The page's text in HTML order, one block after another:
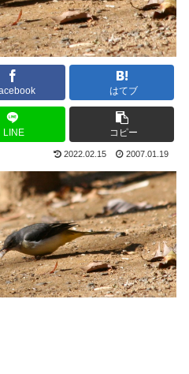
はてブ
LINE コピー
2022.02.15 2007.01.19